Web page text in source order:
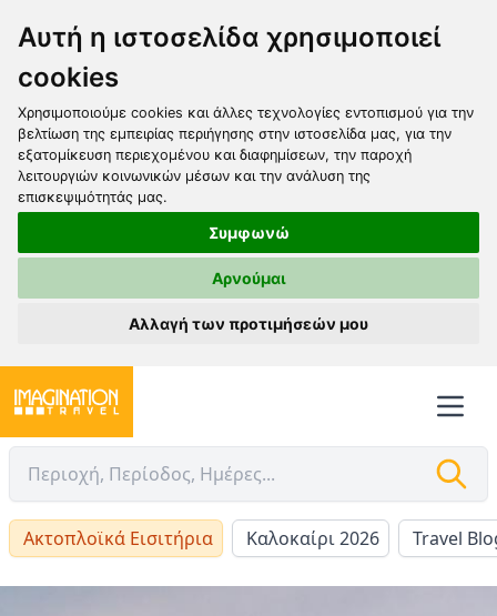
Αυτή η ιστοσελίδα χρησιμοποιεί
cookies
Χρησιμοποιούμε cookies και άλλες τεχνολογίες εντοπισμού για την
βελτίωση της εμπειρίας περιήγησης στην ιστοσελίδα μας, για την
εξατομίκευση περιεχομένου και διαφημίσεων, την παροχή
λειτουργιών κοινωνικών μέσων και την ανάλυση της
επισκεψιμότητάς μας.
Συμφωνώ
Αρνούμαι
Αλλαγή των προτιμήσεών μου
Ακτοπλοϊκά Εισιτήρια Καλοκαίρι 2026 Travel